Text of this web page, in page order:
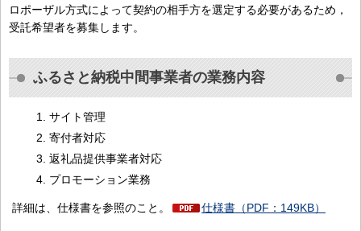
ロポーザル方式によって契約の相手方を選定する必要があるため，
受託希望者を募集します。
ふるさと納税中間事業者の業務内容
サイト管理
寄付者対応
返礼品提供事業者対応
プロモーション業務
詳細は、仕様書を参照のこと。 仕様書（PDF：149KB）